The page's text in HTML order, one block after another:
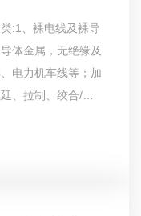
:1、裸电线及裸导
体金属，无绝缘及
电力机车线等；加
、拉制、绞合/紧
：在导体外挤(绕)